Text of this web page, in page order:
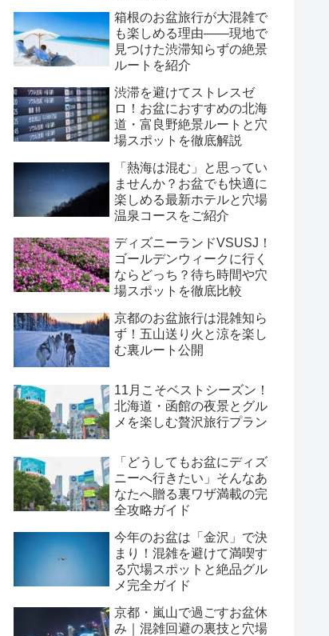
箱根のお盆旅行が大混雑で
も楽しめる理由――現地で
見つけた渋滞知らずの絶景
ルートを紹介
渋滞を避けてストレスゼ
ロ！お盆におすすめの北海
道・富良野絶景ルートと穴
場スポットを徹底解説
「熱海は混む」と思ってい
ませんか？お盆でも快適に
楽しめる最新ホテルと穴場
温泉コースをご紹介
ディズニーランドVSUSJ！
ゴールデンウィークに行く
ならどっち？待ち時間や穴
場スポットを徹底比較
京都のお盆旅行は混雑知ら
ず！五山送り火と涼を楽し
む裏ルート公開
11月こそベストシーズン！
北海道・函館の夜景とグル
メを楽しむ贅沢旅行プラン
「どうしてもお盆にディズ
ニーへ行きたい」そんなあ
なたへ贈る裏ワザ満載の完
全攻略ガイド
今年のお盆は「金沢」で決
まり！混雑を避けて満喫す
る穴場スポットと絶品グル
メ完全ガイド
京都・嵐山で過ごすお盆休
み｜混雑回避の裏技と穴場